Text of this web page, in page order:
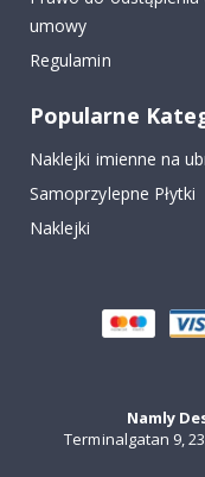
umowy
Regulamin
Popularne
Naklejki imienne na
Samoprzylepne Płytki
Naklejki
Namly
Terminalgatan 9,